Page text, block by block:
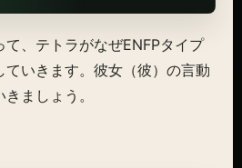
、テトラがなぜENFPタイプ
ていきます。彼女（彼）の言動
ましょう。